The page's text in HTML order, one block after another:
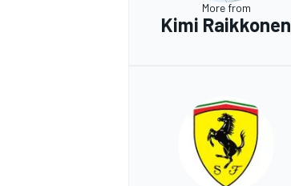
More from
Kimi Raikkonen